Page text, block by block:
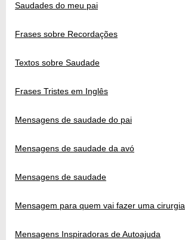
Saudades do meu pai
Frases sobre Recordações
Textos sobre Saudade
Frases Tristes em Inglês
Mensagens de saudade do pai
Mensagens de saudade da avó
Mensagens de saudade
Mensagem para quem vai fazer uma cirurgia
Mensagens Inspiradoras de Autoajuda